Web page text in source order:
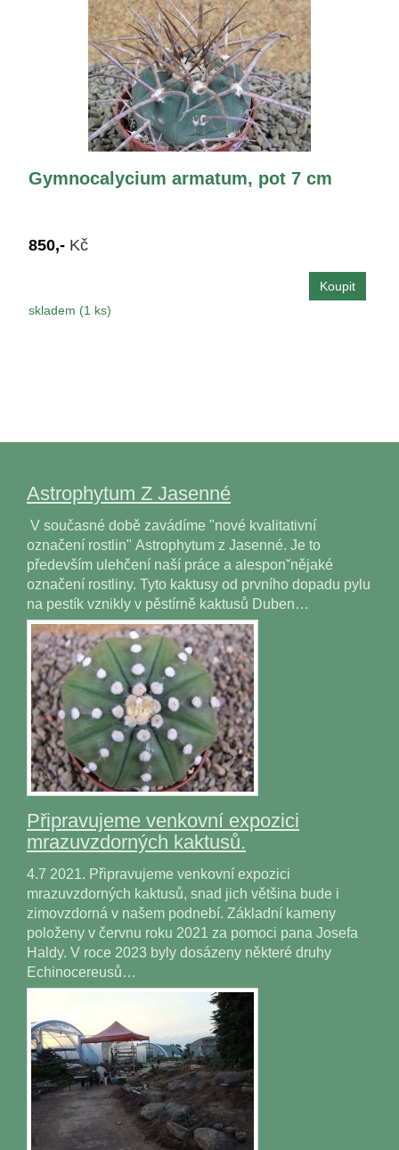
Gymnocalycium armatum, pot 7 cm
850,- Kč
skladem (1 ks)
Astrophytum Z Jasenné
V současné době zavádíme "nové kvalitativní
označení rostlin" Astrophytum z Jasenné. Je to
především ulehčení naší práce a alesponˇnějaké
označení rostliny. Tyto kaktusy od prvního dopadu pylu
na pestík vznikly v pěstírně kaktusů Duben…
Připravujeme venkovní expozici
mrazuvzdorných kaktusů.
4.7 2021. Připravujeme venkovní expozici
mrazuvzdorných kaktusů, snad jich většina bude i
zimovzdorná v našem podnebí. Základní kameny
položeny v červnu roku 2021 za pomoci pana Josefa
Haldy. V roce 2023 byly dosázeny některé druhy
Echinocereusů…